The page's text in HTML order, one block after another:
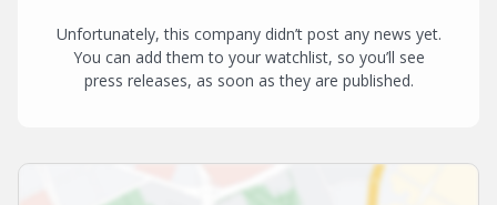
Unfortunately, this company didn’t post any news yet.
You can add them to your watchlist, so you’ll see
press releases, as soon as they are published.